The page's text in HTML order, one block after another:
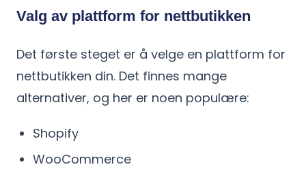
Valg av plattform for nettbutikken
Det første steget er å velge en plattform for
nettbutikken din. Det finnes mange
alternativer, og her er noen populære:
Shopify
WooCommerce